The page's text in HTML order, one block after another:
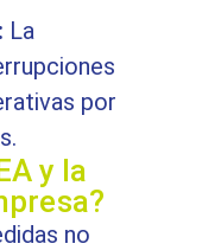
La
por
y la
no